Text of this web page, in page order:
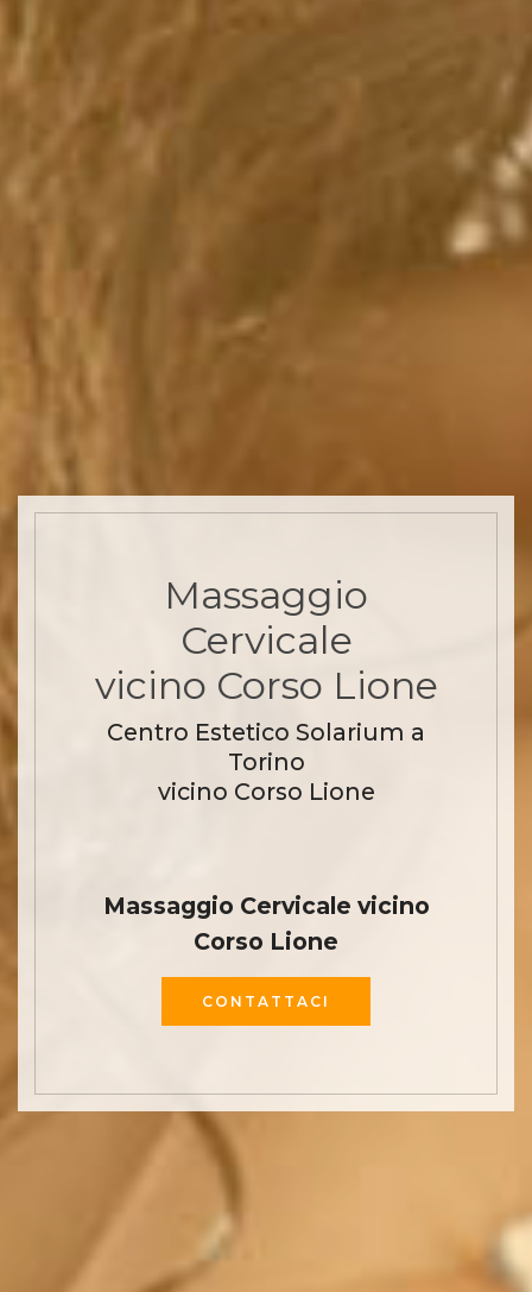
Massaggio
Cervicale
vicino Corso Lione
Centro Estetico Solarium a
Torino
vicino Corso Lione
Massaggio Cervicale vicino
Corso Lione
CONTATTACI